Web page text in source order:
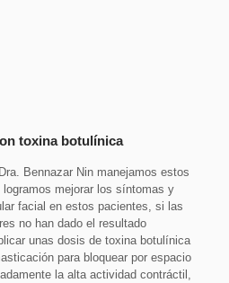
toxina botulínica​
Bennazar Nin manejamos estos
mejorar los síntomas y
facial en estos pacientes, si las
no han dado el resultado
unas dosis de toxina botulínica
para bloquear por espacio
la alta actividad contráctil,